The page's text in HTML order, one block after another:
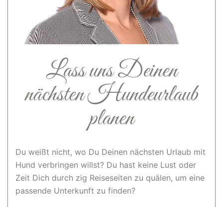
Lass uns Deinen
nächsten Hundeurlaub
planen
Du weißt nicht, wo Du Deinen nächsten Urlaub mit
Hund verbringen willst? Du hast keine Lust oder
Zeit Dich durch zig Reiseseiten zu quälen, um eine
passende Unterkunft zu finden?